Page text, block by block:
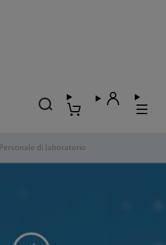
Personale di laboratorio